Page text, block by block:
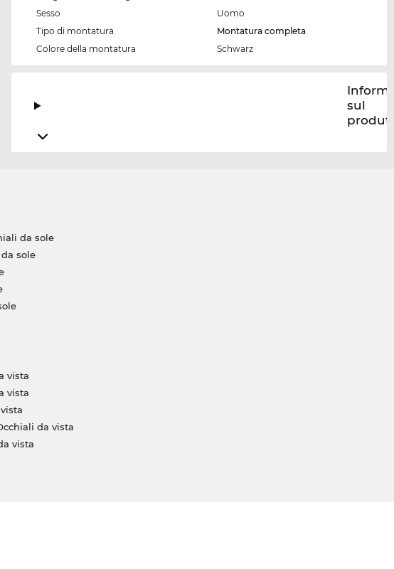
Sesso
Uomo
Tipo di montatura
Montatura completa
Colore della montatura
Schwarz
sul
da sole
sole
vista
vista
da vista
vista